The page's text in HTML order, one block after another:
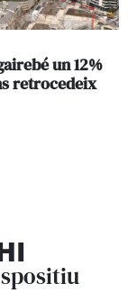
un 12%
retrocedeix